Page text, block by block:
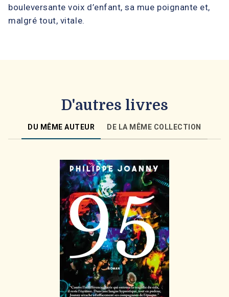
bouleversante voix d’enfant, sa mue poignante et,
malgré tout, vitale.
D'autres livres
DU MÊME AUTEUR DE LA MÊME COLLECTION